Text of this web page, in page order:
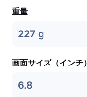
重量
227 g
画面サイズ（インチ）
6.8